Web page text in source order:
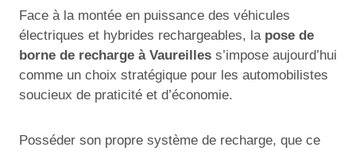
Face à la montée en puissance des véhicules
électriques et hybrides rechargeables, la pose de
borne de recharge à Vaureilles s’impose aujourd’hui
comme un choix stratégique pour les automobilistes
soucieux de praticité et d’économie.
Posséder son propre système de recharge, que ce